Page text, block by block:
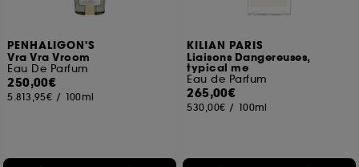
PENHALIGON'S
Vra Vra Vroom
Eau De Parfum
250,00€
5.813,95€ / 100ml
KILIAN PARIS
Liaisons Dangereuses,
typical me
Eau de Parfum
265,00€
530,00€ / 100ml